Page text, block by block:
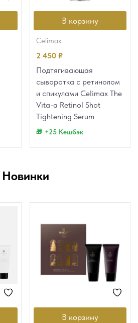
В корзину
celimax
2 450 ₽
Подтягивающая
сыворотка с ретинолом
и спикулами Celimax The
Vita-a Retinol Shot
Tightening Serum
+25 Кешбэк
Новинки
В корзину